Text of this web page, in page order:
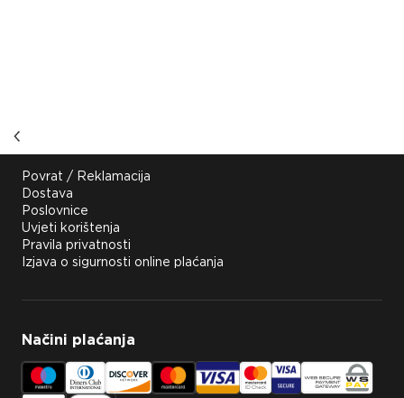
Povrat / Reklamacija
Dostava
Poslovnice
Uvjeti korištenja
Pravila privatnosti
Izjava o sigurnosti online plaćanja
Načini plaćanja